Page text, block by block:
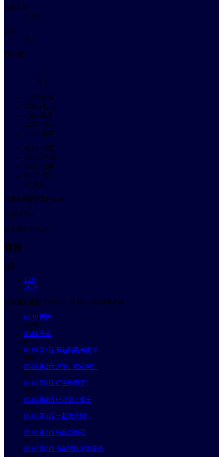
本周人气
15.2万
排名
35 4
打Call榜
1
2
3
72.1亿 阅读
3730万 日活
178万 收藏
11.7万 分享
20.6万 留言
43.1万 打赏
2068万 礼物
13.8万 月票
91.0万 推荐
4.7 评分
作者大大需要您的支持
ヾ(●°∇°●)ﾉﾞ
给作者加油打call～
目录
选集
1-20
21-29
完结 最后更新于2023-01-12 双旦活动中奖名单
04-19 预告
10047
05-01 序章
8058
05-01 第1话 穿越明朝当阔少
9409
05-03 第2话 少爷，吃药吗？
8223
05-03 第3话 好色败家子！
8790
05-04 第4话 好兄弟一辈子
8446
05-05 第5话 一起发大财！
7875
05-06 第6话 极品烂桃花
6074
05-07 第7话 低配猪队友真要命